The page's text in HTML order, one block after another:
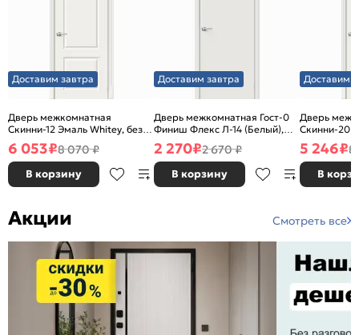
Доставим завтра
Дверь межкомнатная
Скинни-12 Эмаль Whitey, без
декора, глухая, без стекла,
без кромки, скиновая
6 053₽8 070 ₽
В корзину
Доставим завтра
Дверь межкомнатная Гост-0
Финиш Флекс Л-14 (Белый),
глухая, каркасно-щитовая
2 270₽2 670 ₽
В корзину
Доставим
Дверь
Скинни-20
декора,
без кромки,
5 246₽8
В
Акции Смотреть все